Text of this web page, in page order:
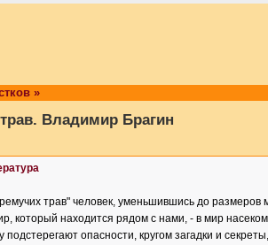
»
Владимир Брагин
трав" человек, уменьшившись до размеров
который находится рядом с нами, - в мир
опасности, кругом загадки и